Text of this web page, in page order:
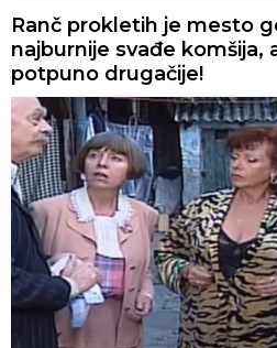
Ranč prokletih je mesto
najburnije svađe komšija,
potpuno drugačije!